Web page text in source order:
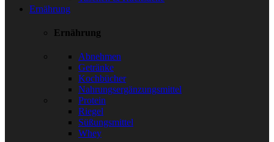
Ernährung
Ernährung
Abnehmen
Getränke
Kochbücher
Nahrungsergänzungsmittel
Protein
Riegel
Süßungsmittel
Whey